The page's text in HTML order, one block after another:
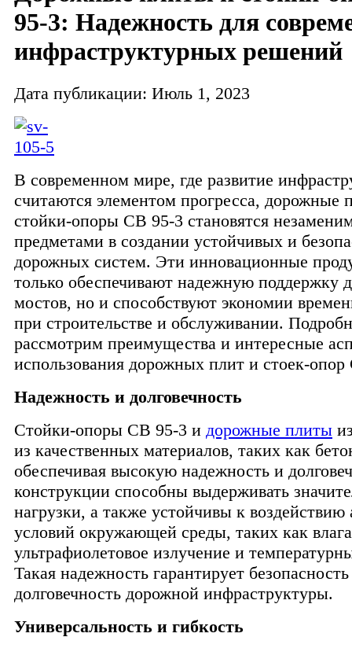
95-3: Надежность для
инфраструктурных решений
Дата публикации: Июль 1, 2023
В современном мире, где развитие
считаются элементом прогресса, дорожные
стойки-опоры СВ 95-3 становятся
предметами в создании устойчивых и
дорожных систем. Эти инновационные
только обеспечивают надежную поддержку
мостов, но и способствуют экономии
при строительстве и обслуживании.
рассмотрим преимущества и интересные
использования дорожных плит и стоек-
Надежность и долговечность
Стойки-опоры СВ 95-3 и дорожные плиты
из качественных материалов, таких как
обеспечивая высокую надежность и
конструкции способны выдерживать
нагрузки, а также устойчивы к воздействию
условий окружающей среды, таких как
ультрафиолетовое излучение и
Такая надежность гарантирует
долговечность дорожной инфраструктуры.
Универсальность и гибкость